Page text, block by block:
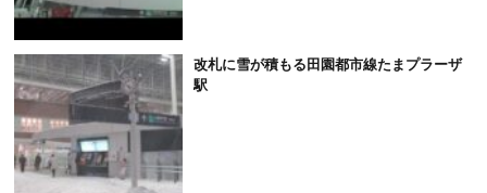
改札に雪が積もる田園都市線たまプラーザ
駅